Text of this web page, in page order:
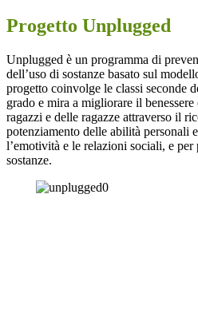
Progetto Unplugged
Unplugged è un programma di
dell’uso di sostanze basato sul
progetto coinvolge le classi seconde
grado e mira a migliorare il
ragazzi e delle ragazze attraverso il
potenziamento delle abilità personali
l’emotività e le relazioni sociali, e per
sostanze.